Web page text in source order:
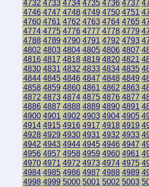
4732 4733 4734 4735 4736 4737
4746 4747 4748 4749 4750 4751
4760 4761 4762 4763 4764 4765
4774 4775 4776 4777 4778 4779
4788 4789 4790 4791 4792 4793
4802 4803 4804 4805 4806 4807
4816 4817 4818 4819 4820 4821
4830 4831 4832 4833 4834 4835
4844 4845 4846 4847 4848 4849
4858 4859 4860 4861 4862 4863
4872 4873 4874 4875 4876 4877
4886 4887 4888 4889 4890 4891
4900 4901 4902 4903 4904 4905
4914 4915 4916 4917 4918 4919
4928 4929 4930 4931 4932 4933
4942 4943 4944 4945 4946 4947
4956 4957 4958 4959 4960 4961
4970 4971 4972 4973 4974 4975
4984 4985 4986 4987 4988 4989
4998 4999 5000 5001 5002 5003